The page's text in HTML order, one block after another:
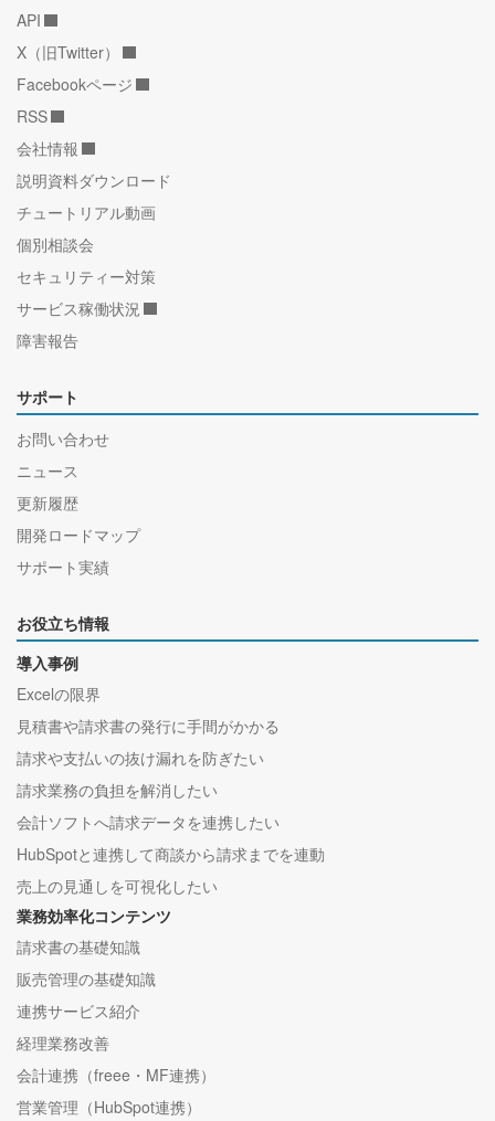
API
X（旧Twitter）
Facebookページ
RSS
会社情報
説明資料ダウンロード
チュートリアル動画
個別相談会
セキュリティー対策
サービス稼働状況
障害報告
サポート
お問い合わせ
ニュース
更新履歴
開発ロードマップ
サポート実績
お役立ち情報
導入事例
Excelの限界
見積書や請求書の発行に手間がかかる
請求や支払いの抜け漏れを防ぎたい
請求業務の負担を解消したい
会計ソフトへ請求データを連携したい
HubSpotと連携して商談から請求までを連動
売上の見通しを可視化したい
業務効率化コンテンツ
請求書の基礎知識
販売管理の基礎知識
連携サービス紹介
経理業務改善
会計連携（freee・MF連携）
営業管理（HubSpot連携）